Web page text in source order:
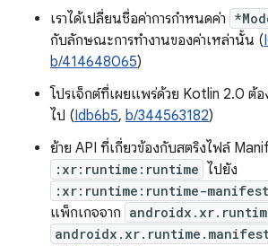
เราได้เปลี่ยนชื่อค่าการกำหนดค่า
กับลักษณะการทำงานของค่าเหล่านั้น (
b/414648065)
โปรเจ็กต์ที่เผยแพร่ด้วย Kotlin 2.0 ต้
ไป (Idb6b5, b/344563182)
ย้าย API ที่เกี่ยวข้องกับสตริงไฟล์
:xr:runtime:runtime ไปยัง
:xr:runtime:runtime-manifest
แพ็กเกจจาก